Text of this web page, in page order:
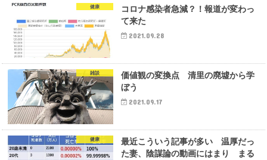
健康
コロナ感染者急減？！報道が変わっ
て来た
2021.09.28
雑談
価値観の変換点 清里の廃墟から学
ぼう
2021.09.17
健康
最近こういう記事が多い 温厚だっ
た妻、陰謀論の動画にはまり まる